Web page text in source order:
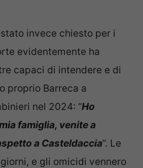
stato invece chiesto per i
evidentemente ha
capaci di intendere e di
proprio Barreca a
nel 2024: “Ho
famiglia, venite a
a Casteldaccia”. Le
e gli omicidi vennero